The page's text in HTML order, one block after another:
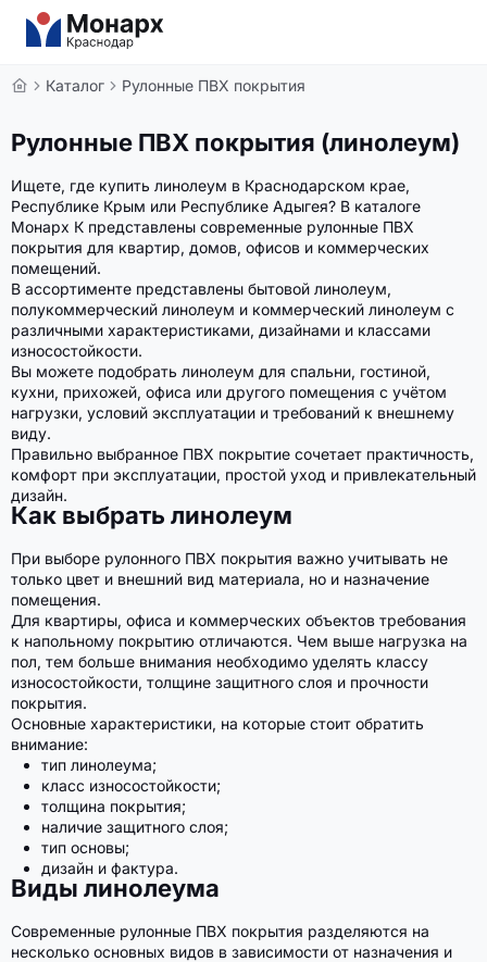
Каталог Рулонные ПВХ покрытия
Рулонные ПВХ покрытия (линолеум)
Ищете, где купить линолеум в Краснодарском крае,
Республике Крым или Республике Адыгея? В каталоге
Монарх К представлены современные рулонные ПВХ
покрытия для квартир, домов, офисов и коммерческих
помещений.
В ассортименте представлены бытовой линолеум,
полукоммерческий линолеум и коммерческий линолеум с
различными характеристиками, дизайнами и классами
износостойкости.
Вы можете подобрать линолеум для спальни, гостиной,
кухни, прихожей, офиса или другого помещения с учётом
нагрузки, условий эксплуатации и требований к внешнему
виду.
Правильно выбранное ПВХ покрытие сочетает практичность,
комфорт при эксплуатации, простой уход и привлекательный
дизайн.
Как выбрать линолеум
При выборе рулонного ПВХ покрытия важно учитывать не
только цвет и внешний вид материала, но и назначение
помещения.
Для квартиры, офиса и коммерческих объектов требования
к напольному покрытию отличаются. Чем выше нагрузка на
пол, тем больше внимания необходимо уделять классу
износостойкости, толщине защитного слоя и прочности
покрытия.
Основные характеристики, на которые стоит обратить
внимание:
тип линолеума;
класс износостойкости;
толщина покрытия;
наличие защитного слоя;
тип основы;
дизайн и фактура.
Виды линолеума
Современные рулонные ПВХ покрытия разделяются на
несколько основных видов в зависимости от назначения и